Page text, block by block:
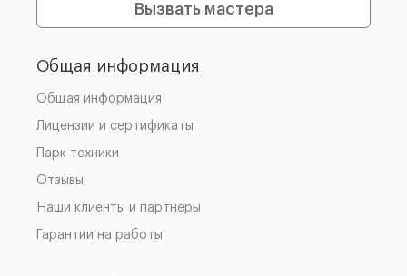
Общая информация
Общая информация
Лицензии и сертификаты
Парк техники
Отзывы
Наши клиенты и партнеры
Гарантии на работы
Вызвать мастера